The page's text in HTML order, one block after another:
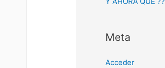
Meta
Acceder